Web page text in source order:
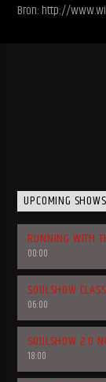
Bron: http://
UPCOMING SHOWS
RUNNING WITH
00:00
SOULSHOW
06:00
SOULSHOW 2.0
18:00